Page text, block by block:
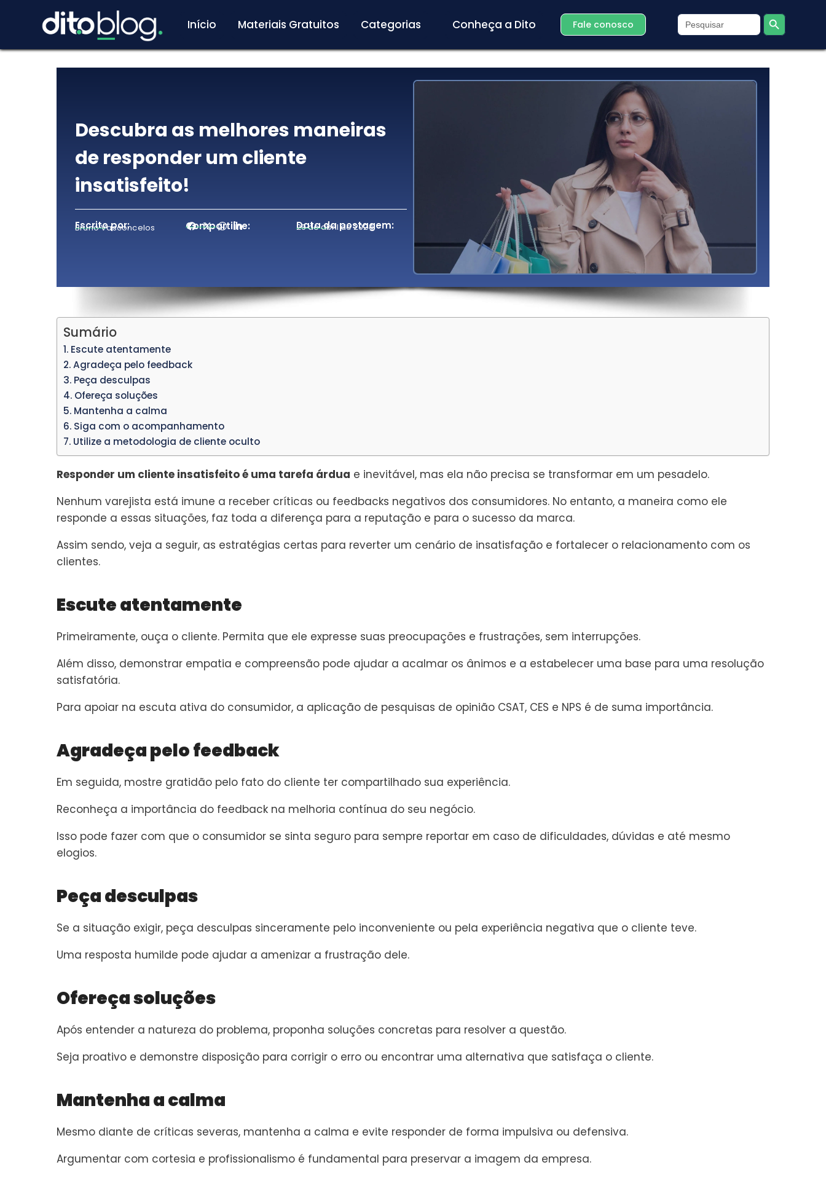
Início Materiais Gratuitos Categorias Conheça a Dito Fale conosco Search
for:
Search Button
Descubra as melhores maneiras
de responder um cliente
insatisfeito!
Escrito por:
Bruno Vasconcelos Compartilhe: Data da postagem:
29 de abril de 2024
Sumário
Escute atentamente
Agradeça pelo feedback
Peça desculpas
Ofereça soluções
Mantenha a calma
Siga com o acompanhamento
Utilize a metodologia de cliente oculto
Responder um cliente insatisfeito é uma tarefa árdua e inevitável, mas ela não precisa se transformar em um pesadelo.
Nenhum varejista está imune a receber críticas ou feedbacks negativos dos consumidores. No entanto, a maneira como ele
responde a essas situações, faz toda a diferença para a reputação e para o sucesso da marca.
Assim sendo, veja a seguir, as estratégias certas para reverter um cenário de insatisfação e fortalecer o relacionamento com os
clientes.
Escute atentamente
Primeiramente, ouça o cliente. Permita que ele expresse suas preocupações e frustrações, sem interrupções.
Além disso, demonstrar empatia e compreensão pode ajudar a acalmar os ânimos e a estabelecer uma base para uma resolução
satisfatória.
Para apoiar na escuta ativa do consumidor, a aplicação de pesquisas de opinião CSAT, CES e NPS é de suma importância.
Agradeça pelo feedback
Em seguida, mostre gratidão pelo fato do cliente ter compartilhado sua experiência.
Reconheça a importância do feedback na melhoria contínua do seu negócio.
Isso pode fazer com que o consumidor se sinta seguro para sempre reportar em caso de dificuldades, dúvidas e até mesmo
elogios.
Peça desculpas
Se a situação exigir, peça desculpas sinceramente pelo inconveniente ou pela experiência negativa que o cliente teve.
Uma resposta humilde pode ajudar a amenizar a frustração dele.
Ofereça soluções
Após entender a natureza do problema, proponha soluções concretas para resolver a questão.
Seja proativo e demonstre disposição para corrigir o erro ou encontrar uma alternativa que satisfaça o cliente.
Mantenha a calma
Mesmo diante de críticas severas, mantenha a calma e evite responder de forma impulsiva ou defensiva.
Argumentar com cortesia e profissionalismo é fundamental para preservar a imagem da empresa.